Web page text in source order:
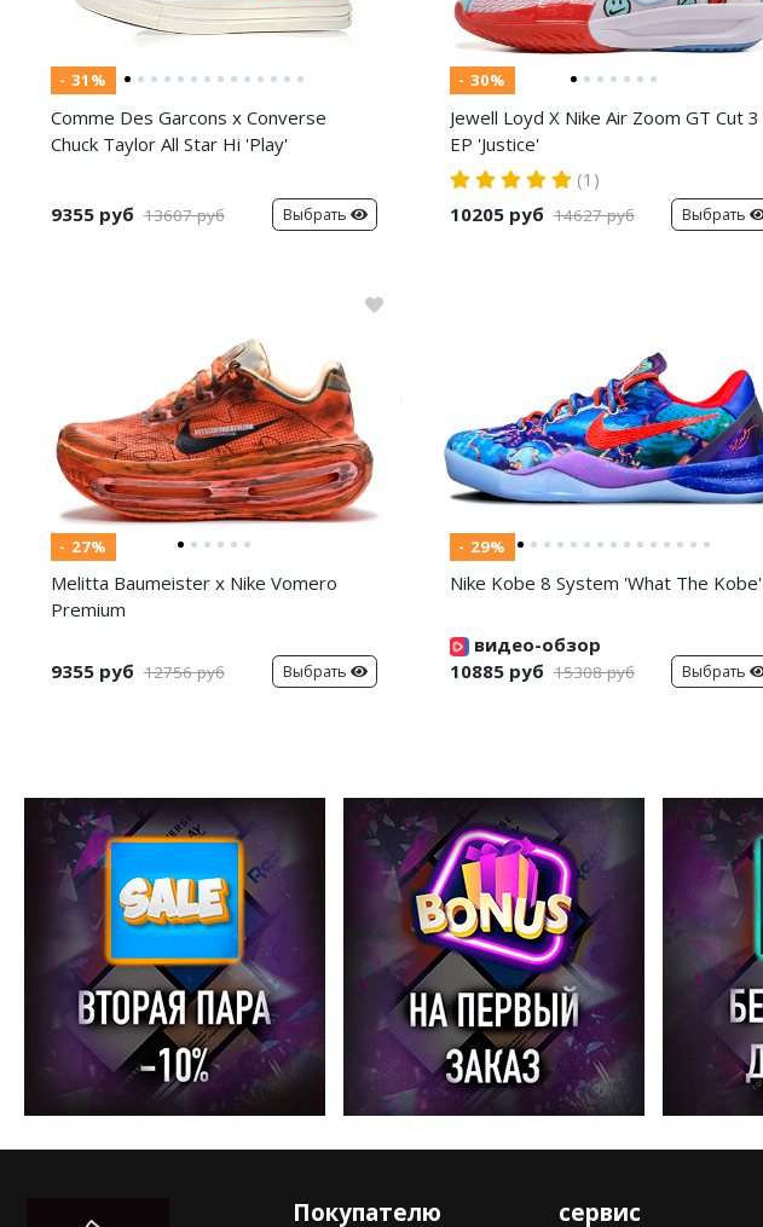
- 31%
Comme Des Garcons x Converse
Chuck Taylor All Star Hi 'Play'
9355 руб 13607 руб Выбрать
- 30%
Jewell Loyd X Nike Air Zoom GT Cut 3
EP 'Justice'
(1)
10205 руб 14627 руб Выбрать
- 27%
Melitta Baumeister x Nike Vomero
Premium
9355 руб 12756 руб Выбрать
- 29%
Nike Kobe 8 System 'What The Kobe'
видео-обзор
10885 руб 15308 руб Выбрать
Покупателю сервис